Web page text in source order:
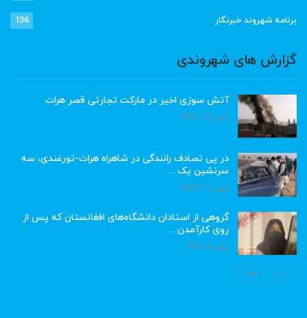
برنامه شهروند خبرنگار 136
گزارش های شهروندی
آتش سوزی اخیر در مارکت تجارتی قصر هرات
ژوئن 22, 2023
در پی تصادف رانندگی در شاهراه هرات-تورغندی، سه
سرنشین یک…
ژوئن 15, 2023
گروهی از استادان دانشگاه‌های افغانستان که پس از
روی کارآمدن…
ژوئن 6, 2023
قبلی بعد